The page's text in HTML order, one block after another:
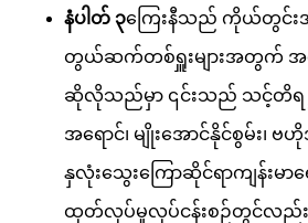
နံပါတ် ၃ကြေးနီသည် ကိုယ်တွင်းအ
တွယ်ဆက်တစ်ရှူးများအတွက် အရ
ဆိုလိုသည်မှာ ၎င်းသည် သင့်တိရစ္ဆာ
အရောင်၊ မျိုးအောင်နိုင်စွမ်း၊ ဗ
နှလုံးသွေးကြောဆိုင်ရာကျန်းမ
ထုတ်လုပ်မှုလုပ်ငန်းစဉ်တွင်လည်း